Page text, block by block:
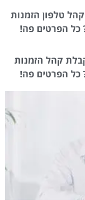
טלפון הזמנות
כל הפרטים פה!
קהל הזמנות
כל הפרטים פה!